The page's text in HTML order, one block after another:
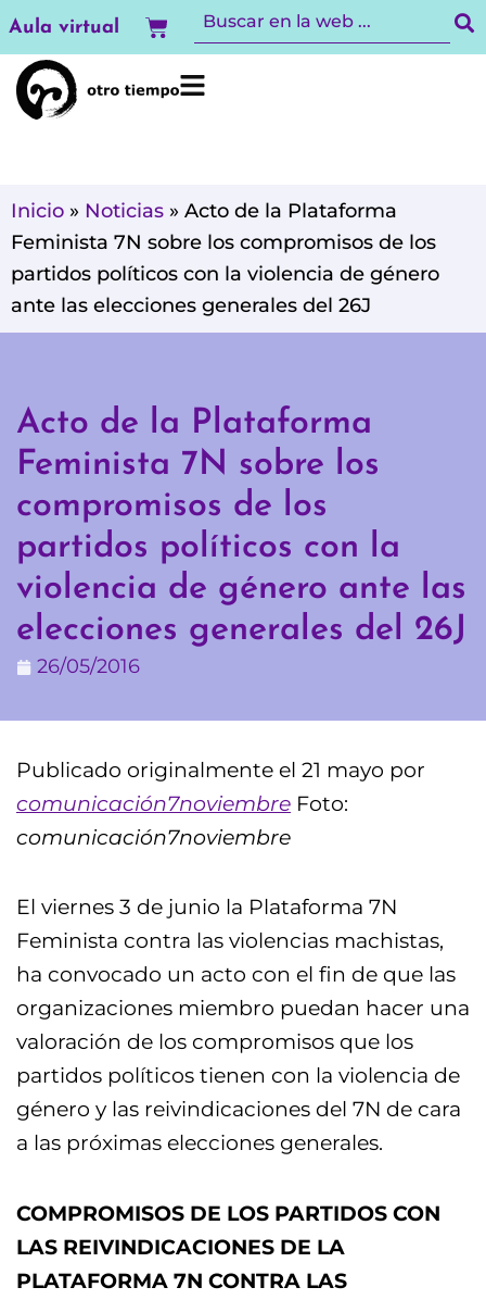
al
contenido
Aula virtual Carrito
Inicio » Noticias » Acto de la Plataforma
Feminista 7N sobre los compromisos de los
partidos políticos con la violencia de género
ante las elecciones generales del 26J
Acto de la Plataforma
Feminista 7N sobre los
compromisos de los
partidos políticos con la
violencia de género ante las
elecciones generales del 26J
26/05/2016
Publicado originalmente el 21 mayo por
comunicación7noviembre Foto:
comunicación7noviembre
El viernes 3 de junio la Plataforma 7N
Feminista contra las violencias machistas,
ha convocado un acto con el fin de que las
organizaciones miembro puedan hacer una
valoración de los compromisos que los
partidos políticos tienen con la violencia de
género y las reivindicaciones del 7N de cara
a las próximas elecciones generales.
COMPROMISOS DE LOS PARTIDOS CON
LAS REIVINDICACIONES DE LA
PLATAFORMA 7N CONTRA LAS